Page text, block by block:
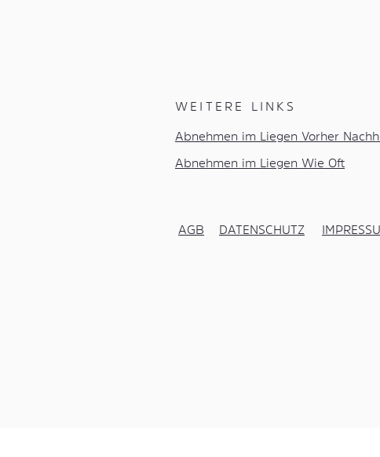
WEITERE LINKS
Abnehmen im Liegen Vorher
Abnehmen im Liegen Wie Oft
AGB DATENSCHUTZ